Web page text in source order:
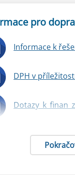
pro
Informace k
DPH v